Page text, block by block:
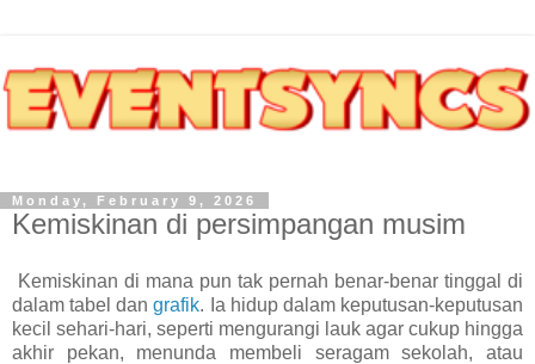
Monday, February 9, 2026
Kemiskinan di persimpangan musim
Kemiskinan di mana pun tak pernah benar-benar tinggal di
dalam tabel dangrafik. Ia hidup dalam keputusan-keputusan
kecil sehari-hari, seperti mengurangi lauk agar cukup hingga
akhir pekan, menunda membeli seragam sekolah, atau